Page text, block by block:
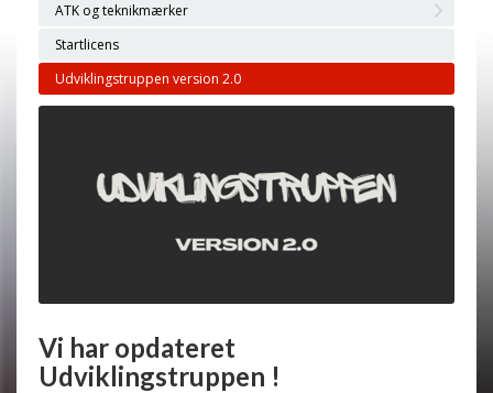
ATK og teknikmærker
Startlicens
Udviklingstruppen version 2.0
Vi har opdateret
Udviklingstruppen !